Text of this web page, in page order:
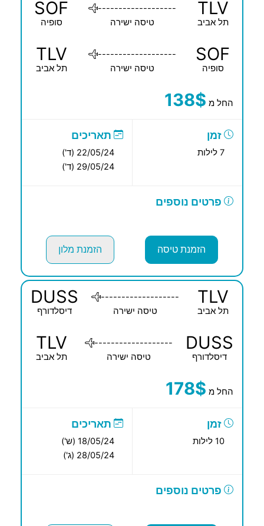
TLV
תל אביב
-------------------
טיסה ישירה
SOF
סופיה
SOF
סופיה
-------------------
טיסה ישירה
TLV
תל אביב
החל מ 138$
זמן
7 לילות
תאריכים
22/05/24 (ד')
29/05/24 (ד')
פרטים נוספים
הזמנת טיסה הזמנת מלון
TLV
תל אביב
-------------------
טיסה ישירה
DUSS
דיסלדורף
DUSS
דיסלדורף
-------------------
טיסה ישירה
TLV
תל אביב
החל מ 178$
זמן
10 לילות
תאריכים
18/05/24 (ש')
28/05/24 (ג')
פרטים נוספים